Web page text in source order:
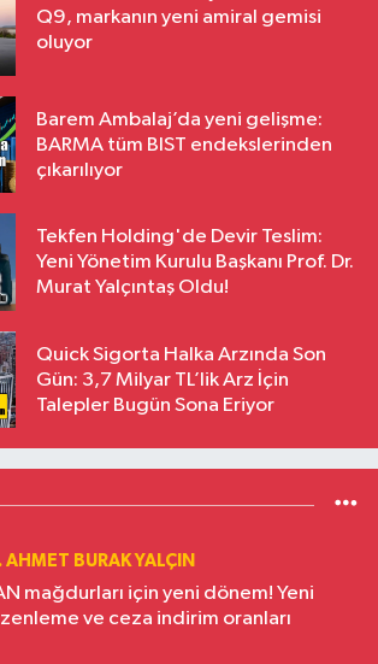
Q9, markanın yeni amiral gemisi
oluyor
Barem Ambalaj’da yeni gelişme:
BARMA tüm BIST endekslerinden
çıkarılıyor
Tekfen Holding'de Devir Teslim:
Yeni Yönetim Kurulu Başkanı Prof. Dr.
Murat Yalçıntaş Oldu!
Quick Sigorta Halka Arzında Son
Gün: 3,7 Milyar TL’lik Arz İçin
Talepler Bugün Sona Eriyor
AHMET BURAK YALÇIN
mağdurları için yeni dönem! Yeni
ve ceza indirim oranları